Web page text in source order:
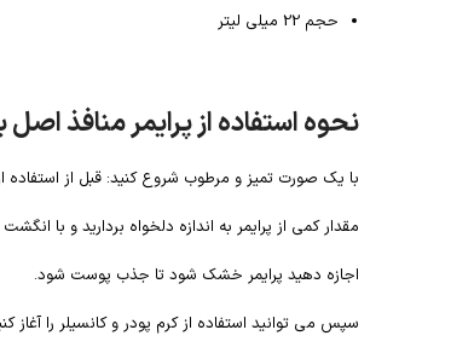
حجم 22 میلی لیتر
نحوه استفاده از پرایمر منافذ
با یک صورت تمیز و مرطوب شروع کنید: قبل از
مقدار کمی از پرایمر به اندازه دلخواه بردارید و با
اجازه دهید پرایمر خشک شود تا جذب پوست شود.
سپس می توانید استفاده از کرم پودر و کانسیلر را آغاز